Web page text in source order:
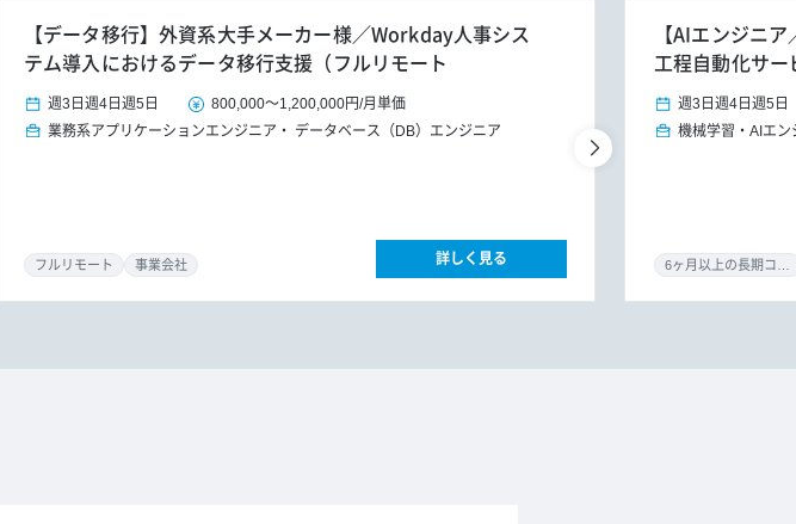
【データ移行】外資系大手メーカー様／Workday人事シス
テム導入におけるデータ移行支援（フルリモート
週3日 週4日 週5日 800,000～1,200,000円/月単価
業務系アプリケーションエンジニア
データベース（DB）エンジニア
フルリモート 事業会社 詳しく見る
【AIエンジニ
工程自動化サ
週3日 週4日 週5日
機械学習・AIエン